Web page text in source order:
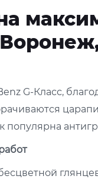
G-Класс,
популярна